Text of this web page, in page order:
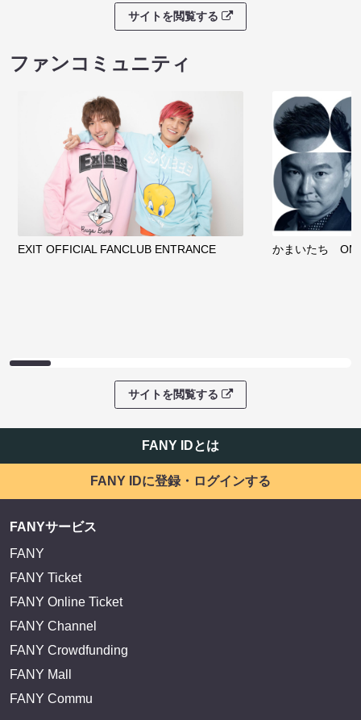
サイトを閲覧する
ファンコミュニティ
EXIT OFFICIAL FANCLUB ENTRANCE かまいたち
サイトを閲覧する
FANY IDとは
FANY IDに登録・ログインする
FANYサービス
FANY
FANY Ticket
FANY Online Ticket
FANY Channel
FANY Crowdfunding
FANY Mall
FANY Commu